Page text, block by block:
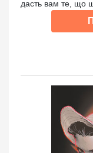
дасть вам те, що